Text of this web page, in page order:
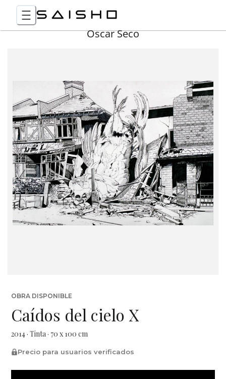
Óscar Seco
OBRA DISPONIBLE
Caídos del cielo X
2014 · Tinta · 70 x 100 cm
Precio para usuarios verificados